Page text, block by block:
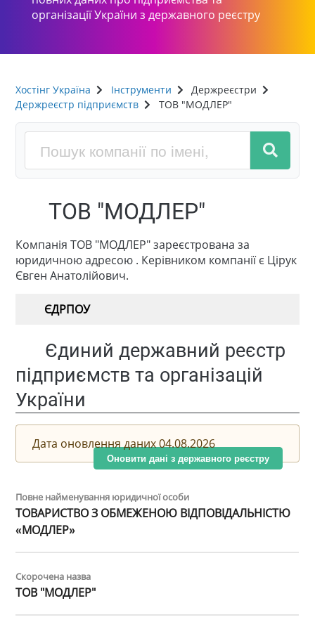
організації України з державного реєстру
Хостінг Україна Інструменти
Держреєстри
Держреєстр підприємств
ТОВ "МОДЛЕР"
ТОВ "МОДЛЕР"
Компанія ТОВ "МОДЛЕР" зареєстрована за
юридичною адресою . Керівником компанії є Цірук
Євген Анатолійович.
ЄДРПОУ
Єдиний державний реєстр
підприємств та організацій
України
Дата оновлення даних 04.08.2026
Оновити дані з державного реєстру
Повне найменування юридичної особи
ТОВАРИСТВО З ОБМЕЖЕНОЮ ВІДПОВІДАЛЬНІСТЮ
«МОДЛЕР»
Скорочена назва
ТОВ "МОДЛЕР"